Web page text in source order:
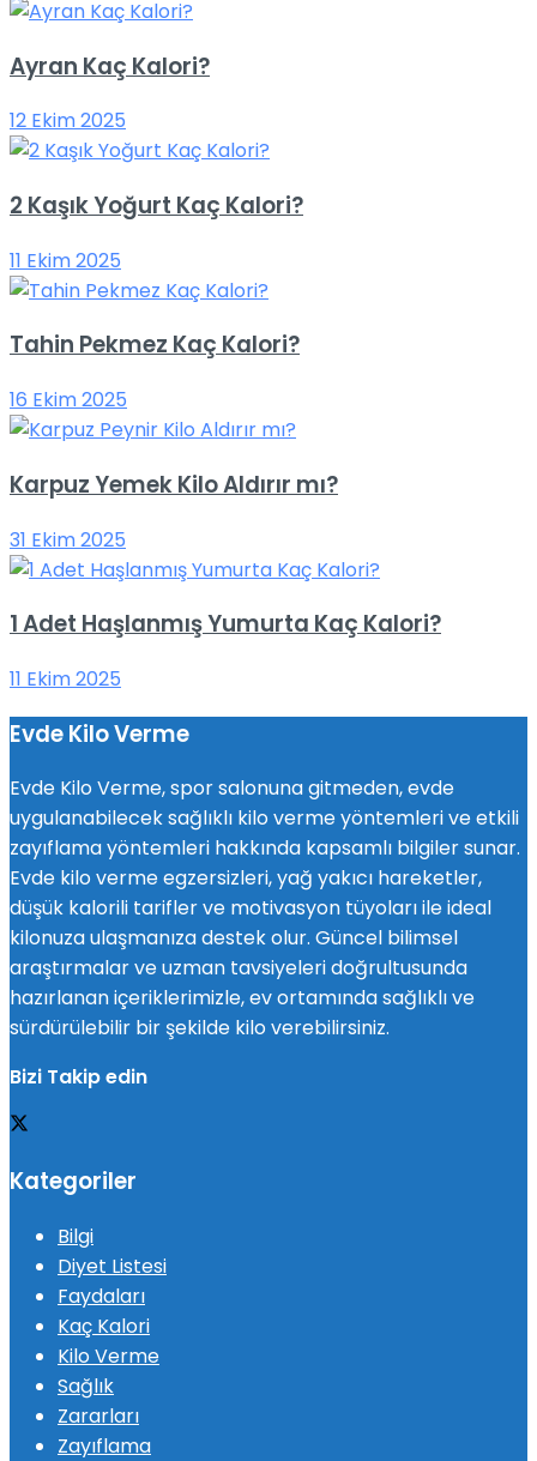
Ayran Kaç Kalori?
12 Ekim 2025
2 Kaşık Yoğurt Kaç Kalori?
11 Ekim 2025
Tahin Pekmez Kaç Kalori?
16 Ekim 2025
Karpuz Yemek Kilo Aldırır mı?
31 Ekim 2025
1 Adet Haşlanmış Yumurta Kaç Kalori?
11 Ekim 2025
Evde Kilo Verme
Evde Kilo Verme, spor salonuna gitmeden, evde
uygulanabilecek sağlıklı kilo verme yöntemleri ve etkili
zayıflama yöntemleri hakkında kapsamlı bilgiler sunar.
Evde kilo verme egzersizleri, yağ yakıcı hareketler,
düşük kalorili tarifler ve motivasyon tüyoları ile ideal
kilonuza ulaşmanıza destek olur. Güncel bilimsel
araştırmalar ve uzman tavsiyeleri doğrultusunda
hazırlanan içeriklerimizle, ev ortamında sağlıklı ve
sürdürülebilir bir şekilde kilo verebilirsiniz.
Bizi Takip edin
Kategoriler
Bilgi
Diyet Listesi
Faydaları
Kaç Kalori
Kilo Verme
Sağlık
Zararları
Zayıflama